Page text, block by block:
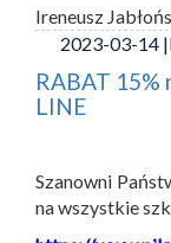
Ireneusz
2023-03-14 |
RABAT 15%
LINE
Szanowni
na wszystkie